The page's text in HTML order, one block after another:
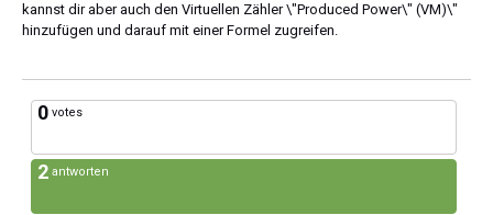
kannst dir aber auch den Virtuellen Zähler \"Produced Power\" (VM)\"
hinzufügen und darauf mit einer Formel zugreifen.
0 votes
2 antworten